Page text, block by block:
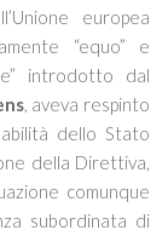
europea
“equo” e
introdotto dal
, aveva respinto
dello Stato
della Direttiva,
comunque
subordinata di